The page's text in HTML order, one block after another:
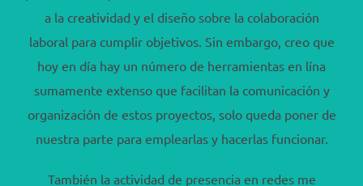
a la creatividad y el diseño sobre la colaboración
laboral para cumplir objetivos. Sin embargo, creo que
hoy en día hay un número de herramientas en lína
sumamente extenso que facilitan la comunicación y
organización de estos proyectos, solo queda poner de
nuestra parte para emplearlas y hacerlas funcionar.
También la actividad de presencia en redes me